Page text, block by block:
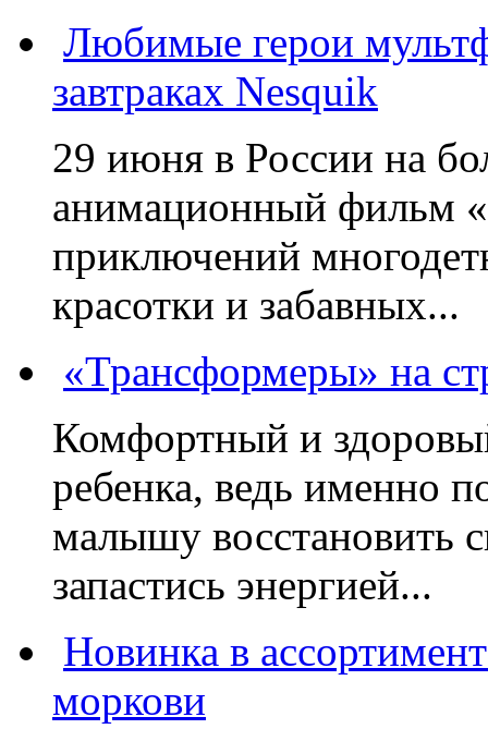
Любимые герои
завтраках Nesquik
29 июня в России на
анимационный фильм
приключений
красотки и забавных...
«Трансформеры» на
Комфортный и
ребенка, ведь именно
малышу восстановить
запастись энергией...
Новинка в
моркови